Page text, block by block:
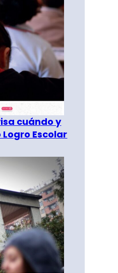
cuándo y
Escolar